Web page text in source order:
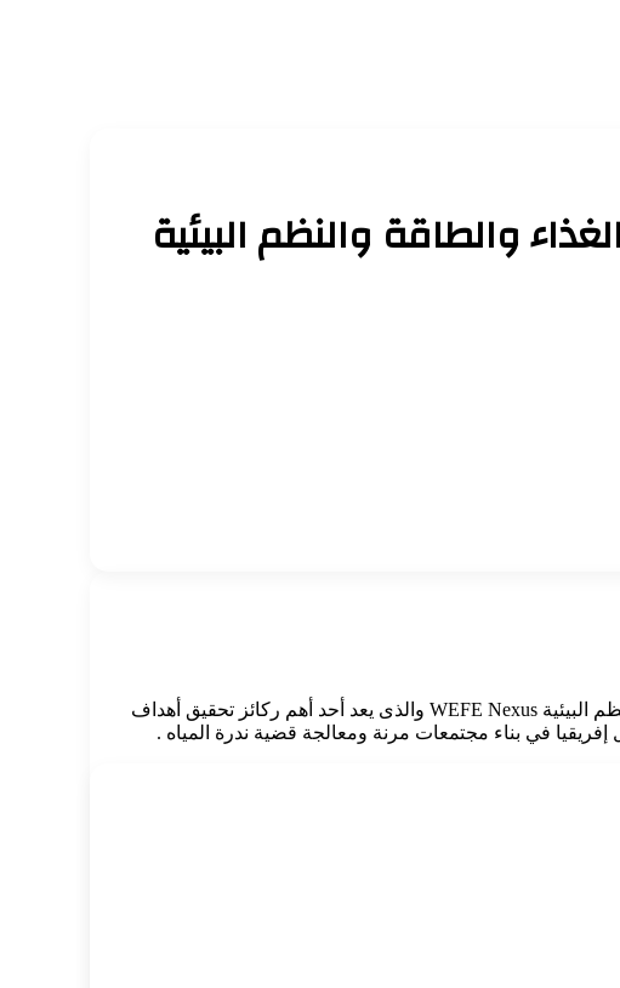
والطاقة والنظم البيئية
وفى كلمته بالجلسة .. أشار الدكتور سويلم لأهمية هذه الجلسة التي تتناول موضوعًا حيويًا هو الترابط بين المياه والغذاء والطاقة والنظم البيئية WEFE Nexus والذى يعد أحد أهم ركائز تحقيق أهداف
في بناء مجتمعات مرنة ومعالجة قضية ندرة المياه .